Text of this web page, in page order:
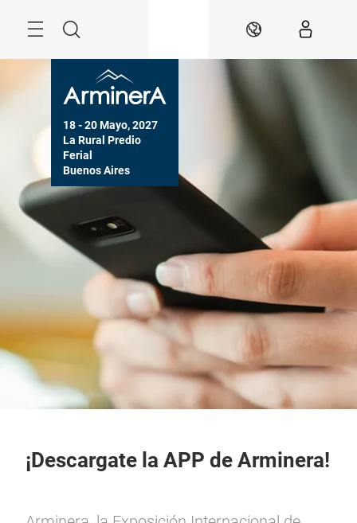
Buscar ES
18 - 20 Mayo, 2027
La Rural Predio
Ferial
Buenos Aires
¡Descargate la APP de Arminera!